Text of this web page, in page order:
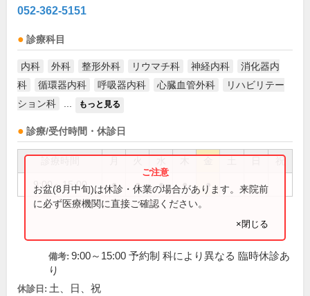
052-362-5151
診療科目
内科 外科 整形外科 リウマチ科 神経内科
消化器内
科
循環器内科 呼吸器内科 心臓血管外科
リハビリテー
ション科
もっと見る
診療/受付時間・休診日
祝
9:00～15:00 ● ● ● ● ●
お盆(8月中旬)は休診・休業の場合があります。来院前
に必ず医療機関に直接ご確認ください。
×閉じる
備考: 9:00～15:00 予約制 科により異なる 臨時休診あ
り
休診日: 土、日、祝